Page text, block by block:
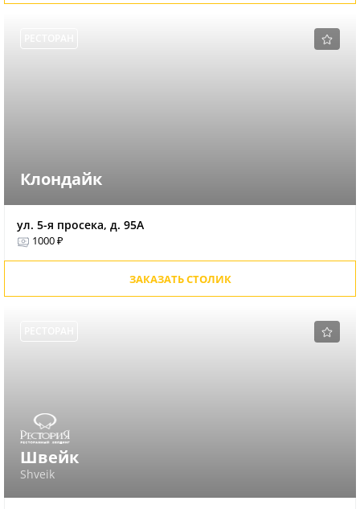
Клондайк
ул. 5-я просека, д. 95А
1000 ₽
ЗАКАЗАТЬ СТОЛИК
Швейк
Shveik